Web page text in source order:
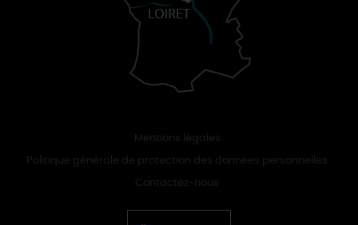
Mentions légales
Politique générale de protection des données personnelles
Contactez-nous